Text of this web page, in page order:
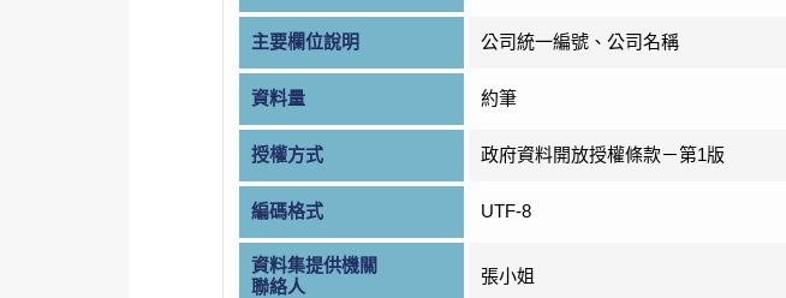
主要欄位說明 公司統一編號、公司名稱
資料量 約筆
授權方式 政府資料開放授權條款－第1版
編碼格式 UTF-8
資料集提供機關
聯絡人
張小姐